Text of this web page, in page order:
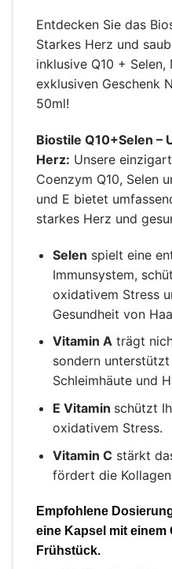
Entdecken Sie das
Starkes Herz und
inklusive Q10 +
exklusiven Geschenk
50ml!
Biostile Q10+Selen
Herz: Unsere
Coenzym Q10, Selen
und E bietet
starkes Herz und
Selen spielt eine
Immunsystem,
oxidativem Stress
Gesundheit von
Vitamin Aträgt
sondern
Schleimhäute und
E Vitamin schützt
oxidativem Stress.
Vitamin Cstärkt
fördert die
Empfohlene
eine Kapsel mit einem
Frühstück.